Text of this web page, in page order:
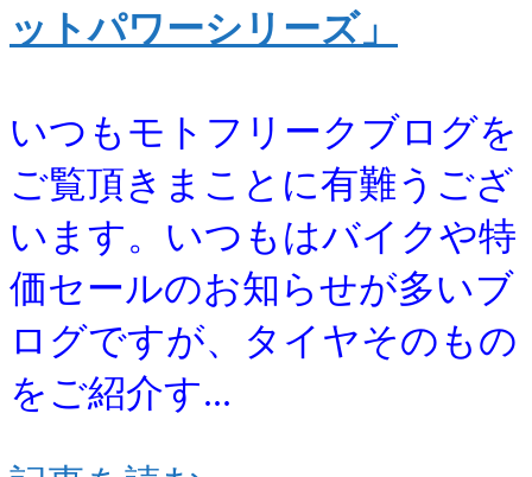
ットパワーシリーズ」
いつもモトフリークブログを
ご覧頂きまことに有難うござ
います。いつもはバイクや特
価セールのお知らせが多いブ
ログですが、タイヤそのもの
をご紹介す...